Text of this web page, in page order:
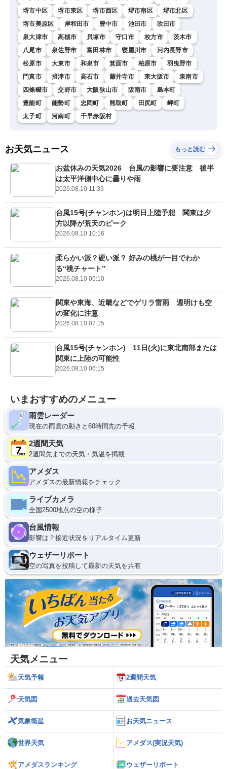
堺市中区
堺市東区 堺市西区 堺市南区
堺市北区
堺市美原区
岸和田市 豊中市 池田市
吹田市
泉大津市
高槻市 貝塚市 守口市 枚方市
茨木市
八尾市
泉佐野市 富田林市 寝屋川市
河内長野市
松原市
大東市 和泉市 箕面市 柏原市
羽曳野市
門真市
摂津市 高石市 藤井寺市 東大阪市
泉南市
四條畷市
交野市 大阪狭山市 阪南市
島本町
豊能町
能勢町 忠岡町 熊取町 田尻町
岬町
太子町
河南町 千早赤阪村
お天気ニュース もっと読む
お盆休みの天気2026 台風の影響に要注意 後半
は太平洋側中心に曇りや雨
2026.08.10 11:39
台風15号(チャンホン)は明日上陸予想 関東は夕
方以降が荒天のピーク
2026.08.10 10:16
柔らかい派？硬い派？ 好みの桃が一目でわか
る“桃チャート”
2026.08.10 05:10
関東や東海、近畿などでゲリラ雷雨 週明けも空
の変化に注意
2026.08.10 07:15
台風15号(チャンホン) 11日(火)に東北南部または
関東に上陸の可能性
2026.08.10 06:15
いまおすすめのメニュー
雨雲レーダー
現在の雨雲の動きと60時間先の予報
2週間天気
2週間先までの天気・気温を掲載
アメダス
アメダスの最新情報をチェック
ライブカメラ
全国2500地点の空の様子
台風情報
影響は？接近状況をリアルタイム更新
ウェザーリポート
空の写真を投稿して最新の天気を共有
天気メニュー
天気予報 2週間天気
天気図 過去天気図
気象衛星 お天気ニュース
世界天気 アメダス(実況天気)
アメダスランキング ウェザーリポート